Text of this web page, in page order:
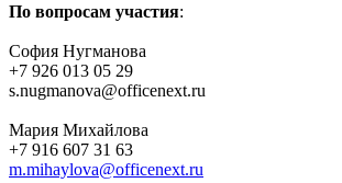
По вопросам участия:
София Нугманова
+7 926 013 05 29
s.nugmanova@offiсenext.ru
Мария Михайлова
+7 916 607 31 63
m.mihaylova@officenext.ru